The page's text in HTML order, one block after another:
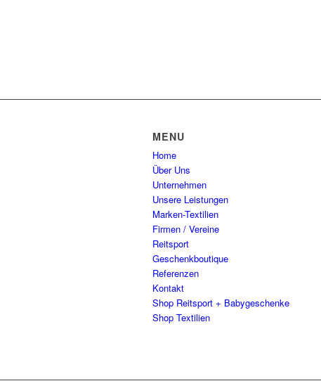
MENU
Home
Über Uns
Unternehmen
Unsere Leistungen
Marken-Textilien
Firmen / Vereine
Reitsport
Geschenkboutique
Referenzen
Kontakt
Shop Reitsport + Babygeschenke
Shop Textilien